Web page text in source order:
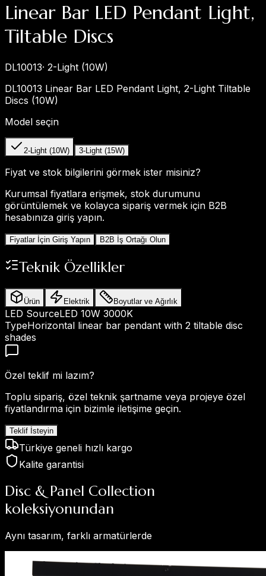
Linear Bar LED Pendant Light,
Tiltable Discs
DL10013· 2-Light (10W)
DL10013 Linear Bar LED Pendant Light, 2-Light Tiltable
Discs (10W)
Model seçin
2-Light (10W) 3-Light (15W)
Fiyat ve stok bilgilerini görmek ister misiniz?
Kurumsal fiyatlara erişmek, stok durumunu
görüntülemek ve kolayca sipariş vermek için B2B
hesabınıza giriş yapın.
Fiyatlar İçin Giriş Yapın B2B İş Ortağı Olun
Teknik Özellikler
Ürün Elektrik Boyutlar ve Ağırlık
LED SourceLED 10W 3000K
TypeHorizontal linear bar pendant with 2 tiltable disc
shades
Özel teklif mi lazım?
Toplu sipariş, özel teknik şartname veya projeye özel
fiyatlandırma için bizimle iletişime geçin.
Teklif İsteyin
Türkiye geneli hızlı kargo
Kalite garantisi
Disc & Panel Collection
koleksiyonundan
Aynı tasarım, farklı armatürlerde